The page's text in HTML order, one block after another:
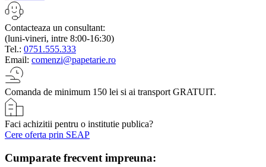
Contacteaza un consultant:
(luni-vineri, intre 8:00-16:30)
Tel.: 0751.555.333
Email: comenzi@papetarie.ro
Comanda de minimum 150 lei si ai transport GRATUIT.
Faci achizitii pentru o institutie publica?
Cere oferta prin SEAP
Cumparate frecvent impreuna: